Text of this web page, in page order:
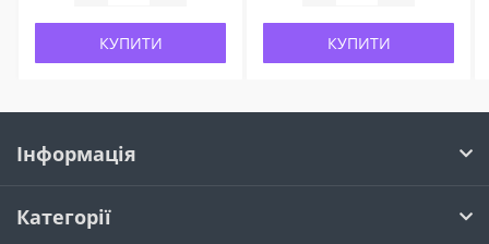
КУПИТИ КУПИТИ
Інформація
Категорії